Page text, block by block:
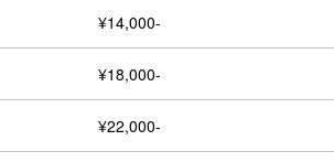
¥14,000-
¥18,000-
¥22,000-